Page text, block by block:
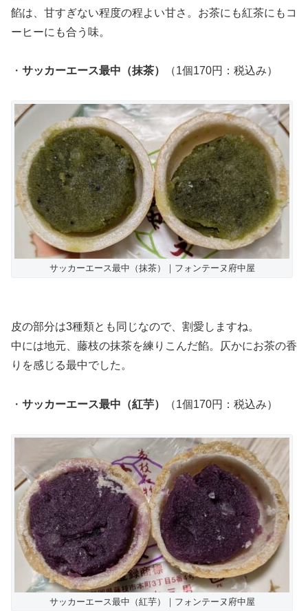
餡は、甘すぎない程度の程よい甘さ。お茶にも紅茶にもコ
ーヒーにも合う味。
・ サッカーエース最中（抹茶） （1個170円：税込み）
サッカーエース最中（抹茶）｜フォンテーヌ府中屋
皮の部分は3種類とも同じなので、割愛しますね。
中には地元、藤枝の抹茶を練りこんだ餡。仄かにお茶の香
りを感じる最中でした。
・ サッカーエース最中（紅芋） （1個170円：税込み）
サッカーエース最中（紅芋）｜フォンテーヌ府中屋